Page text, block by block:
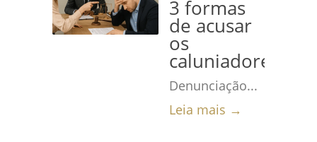
3 formas
de acusar
os
caluniadores
Denunciação...
Leia mais →